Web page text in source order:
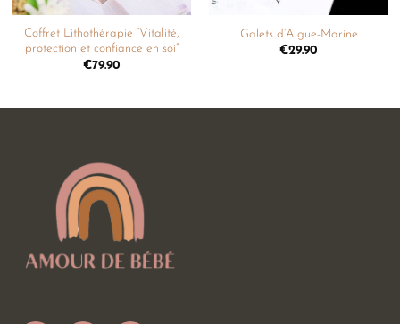
Coffret Lithothérapie ”Vitalité,
protection et confiance en soi”
€79.90
Galets d’Aigue-Marine
€29.90